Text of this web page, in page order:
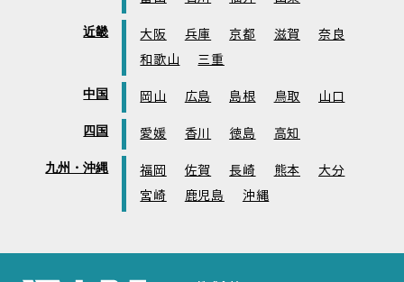
近畿 大阪 兵庫 京都 滋賀
奈良
和歌山
三重
中国 岡山 広島 島根 鳥取 山口
四国 愛媛 香川 徳島 高知
九州・沖縄 福岡 佐賀 長崎 熊本
大分
宮崎
鹿児島 沖縄